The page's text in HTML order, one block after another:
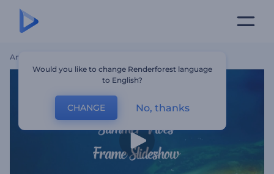
Ana Sayfa
Would you like to change Renderforest language
to English?
CHANGE No, thanks